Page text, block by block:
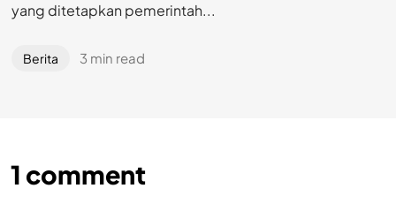
yang ditetapkan pemerintah...
Berita 3 min read
1 comment